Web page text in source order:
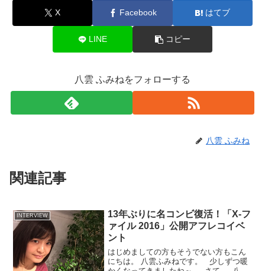
X Facebook はてブ
LINE コピー
八雲 ふみねをフォローする
八雲 ふみね
関連記事
INTERVIEW
13年ぶりに名コンビ復活！「X-フ
ァイル 2016」公開アフレコイベ
ント
はじめましての方もそうでない方もこん
にちは。 八雲ふみねです。 少しずつ暖